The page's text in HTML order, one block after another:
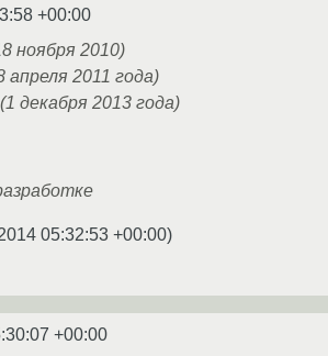
+00:00
ноября 2010)
апреля 2011 года)
декабря 2013 года)
05:32:53 +00:00)
+00:00